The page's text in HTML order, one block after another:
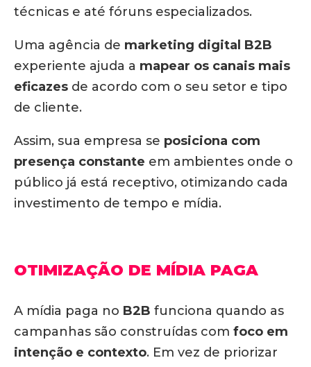
técnicas e até fóruns especializados.
Uma agência de marketing digital B2B
experiente ajuda a mapear os canais mais
eficazes de acordo com o seu setor e tipo
de cliente.
Assim, sua empresa se posiciona com
presença constante em ambientes onde o
público já está receptivo, otimizando cada
investimento de tempo e mídia.
OTIMIZAÇÃO DE MÍDIA PAGA
A mídia paga no B2B funciona quando as
campanhas são construídas com foco em
intenção e contexto. Em vez de priorizar